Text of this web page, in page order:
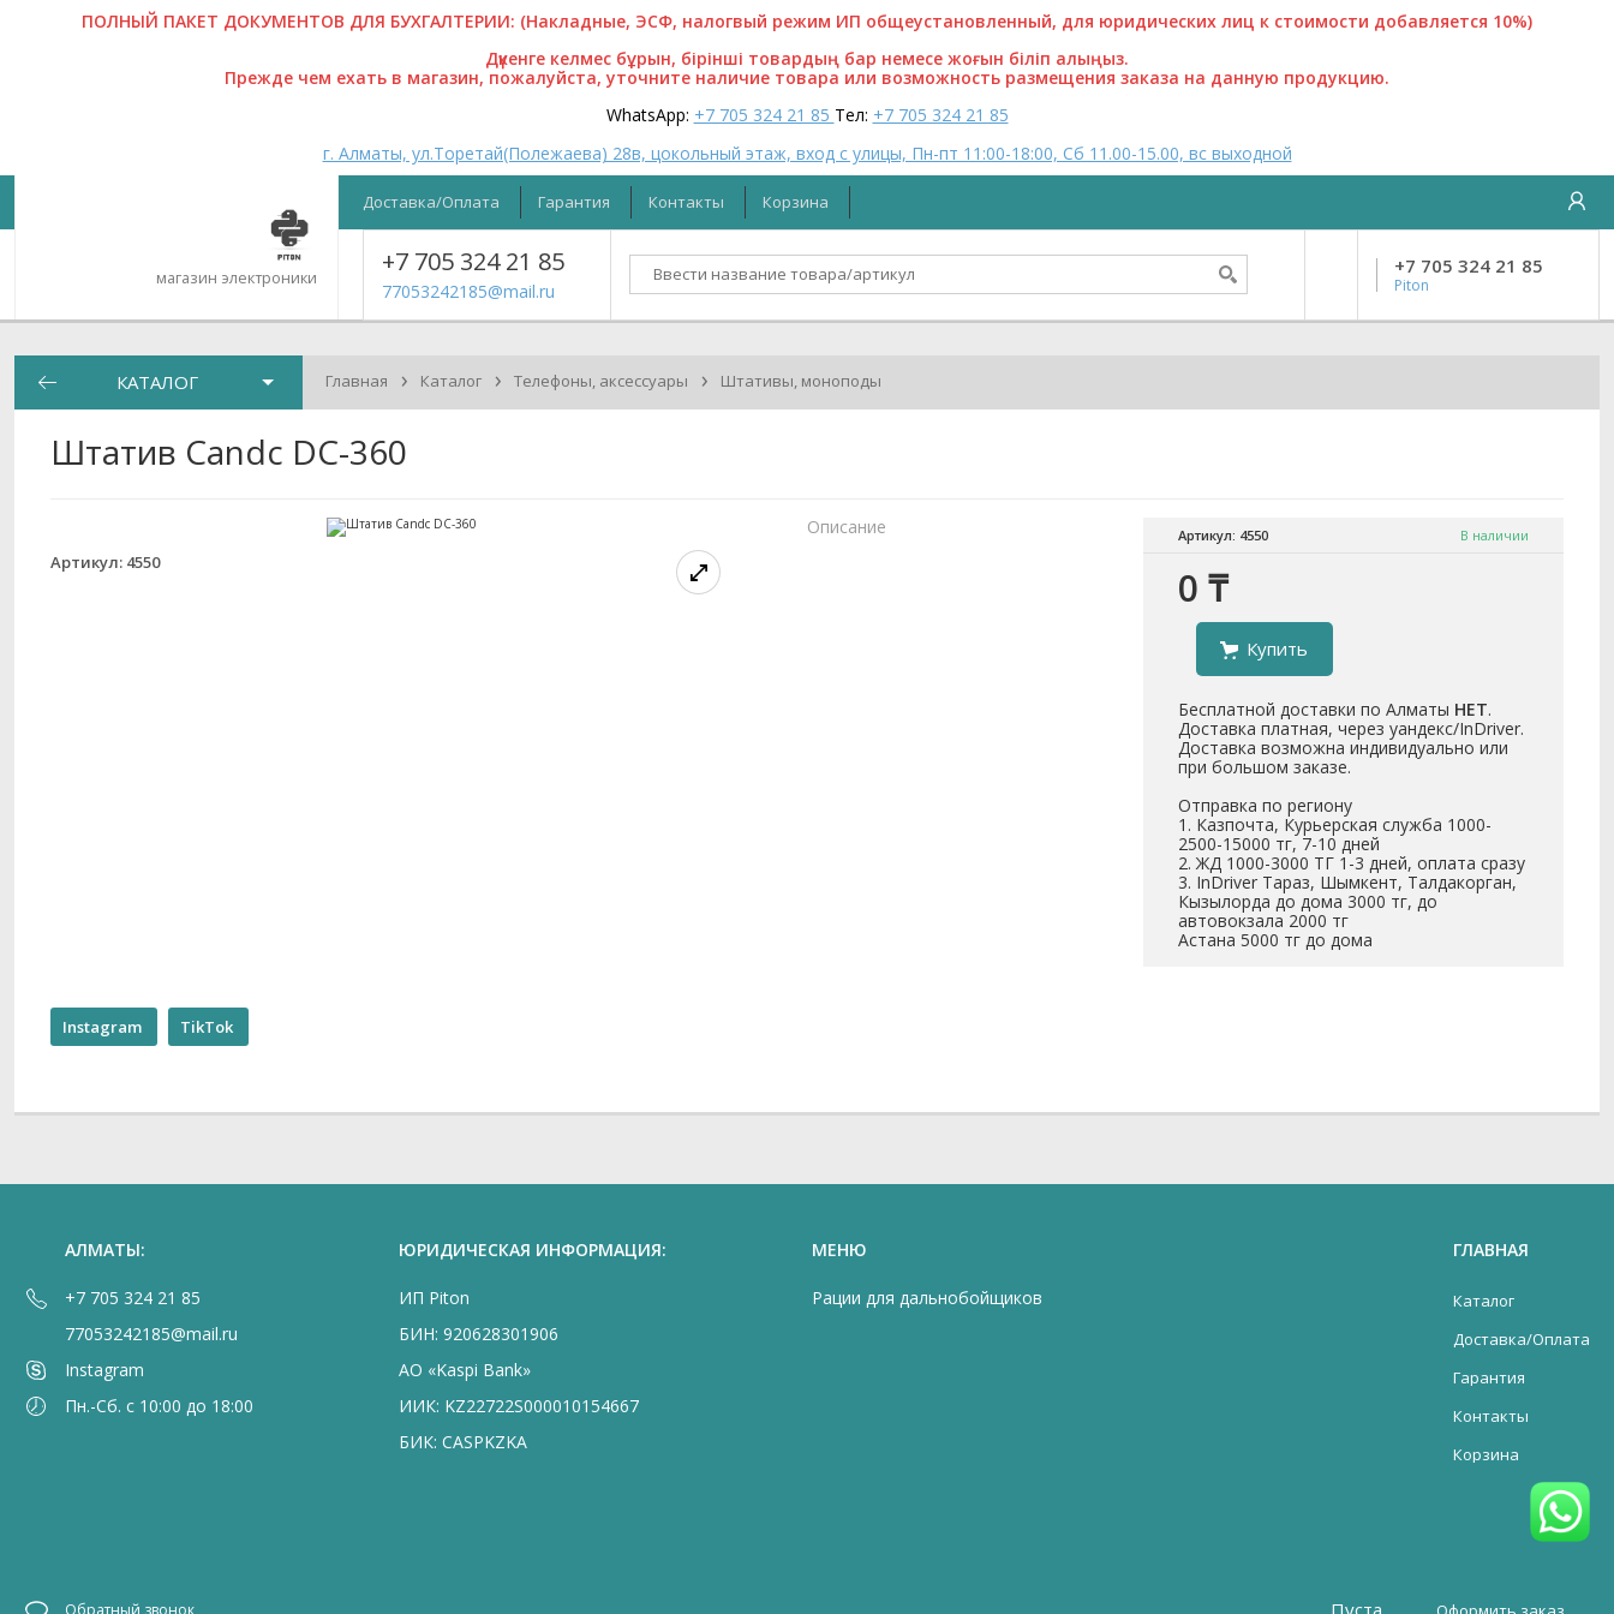
ПОЛНЫЙ ПАКЕТ ДОКУМЕНТОВ ДЛЯ БУХГАЛТЕРИИ: (Накладные, ЭСФ, налогвый режим ИП общеустановленный, для юридических лиц к стоимости добавляется 10%)
Дүкенге келмес бұрын, бірінші товардың бар немесе жоғын біліп алыңыз.
Прежде чем ехать в магазин, пожалуйста, уточните наличие товара или возможность размещения заказа на данную продукцию.
WhatsApp: +7 705 324 21 85 Тел: +7 705 324 21 85
г. Алматы, ул.Торетай(Полежаева) 28в, цокольный этаж, вход с улицы, Пн-пт 11:00-18:00, Сб 11.00-15.00, вс выходной
магазин электроники
Доставка/Оплата Гарантия Контакты Корзина
+7 705 324 21 85
77053242185@mail.ru
+7 705 324 21 85
Piton
КАТАЛОГ Главная › Каталог › Телефоны, аксессуары › Штативы, моноподы
Штатив Candc DC-360
Артикул: 4550
Instagram TikTok
Артикул: 4550 В наличии
0 ₸
Купить
Бесплатной доставки по Алматы НЕТ.
Доставка платная, через уандекс/InDriver.
Доставка возможна индивидуально или
при большом заказе.
Отправка по региону
1. Казпочта, Курьерская служба 1000-
2500-15000 тг, 7-10 дней
2. ЖД 1000-3000 ТГ 1-3 дней, оплата сразу
3. InDriver Тараз, Шымкент, Талдакорган,
Кызылорда до дома 3000 тг, до
автовокзала 2000 тг
Астана 5000 тг до дома
Описание
АЛМАТЫ:
+7 705 324 21 85
77053242185@mail.ru
Instagram
Пн.-Сб. с 10:00 до 18:00
ЮРИДИЧЕСКАЯ ИНФОРМАЦИЯ:
ИП Piton
БИН: 920628301906
АО «Kaspi Bank»
ИИК: KZ22722S000010154667
БИК: CASPKZKA
МЕНЮ
Рации для дальнобойщиков
ГЛАВНАЯ
Каталог
Доставка/Оплата
Гарантия
Контакты
Корзина
Обратный звонок Пуста